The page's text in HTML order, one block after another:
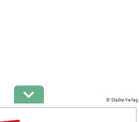
© Städte-Verlag